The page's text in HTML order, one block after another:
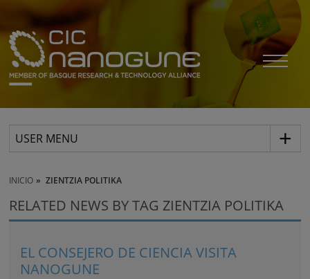
USER MENU
INICIO ZIENTZIA POLITIKA
RELATED NEWS BY TAG ZIENTZIA POLITIKA
EL CONSEJERO DE CIENCIA VISITA
NANOGUNE